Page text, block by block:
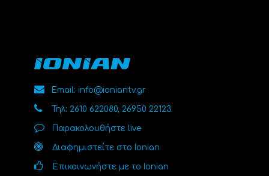
Email: info@ioniantv.gr
Τηλ: 2610 622080, 26950 22123
Παρακολουθήστε live
Διαφημιστείτε στο Ionian
Επικοινωνήστε με το Ionian